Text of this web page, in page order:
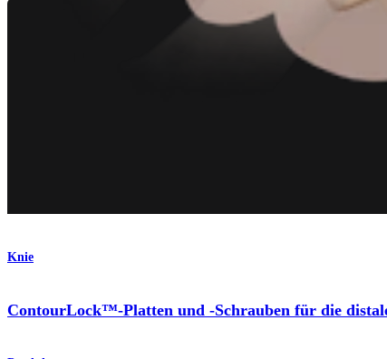
Knie
ContourLock™-Platten und -Schrauben für die